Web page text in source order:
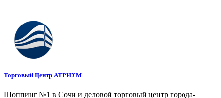
Торговый Центр АТРИУМ
Шоппинг №1 в Сочи и деловой торговый центр города-